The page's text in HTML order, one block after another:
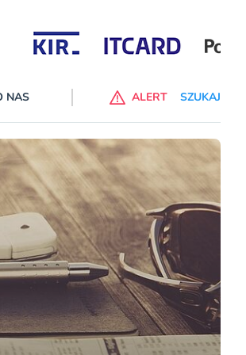
Partnerzy wspierający
klientów Revoluta. Nowy benefit we
– z usługi będzie można korzsytać za
NAS ALERT SZUKAJ